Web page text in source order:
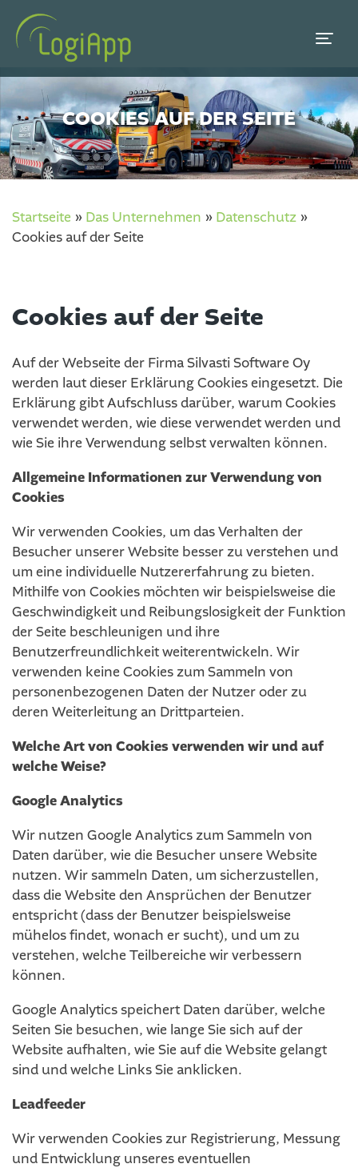
COOKIES AUF DER SEITE
Startseite » Das Unternehmen » Datenschutz »
Cookies auf der Seite
Cookies auf der Seite
Auf der Webseite der Firma Silvasti Software Oy
werden laut dieser Erklärung Cookies eingesetzt. Die
Erklärung gibt Aufschluss darüber, warum Cookies
verwendet werden, wie diese verwendet werden und
wie Sie ihre Verwendung selbst verwalten können.
Allgemeine Informationen zur Verwendung von
Cookies
Wir verwenden Cookies, um das Verhalten der
Besucher unserer Website besser zu verstehen und
um eine individuelle Nutzererfahrung zu bieten.
Mithilfe von Cookies möchten wir beispielsweise die
Geschwindigkeit und Reibungslosigkeit der Funktion
der Seite beschleunigen und ihre
Benutzerfreundlichkeit weiterentwickeln. Wir
verwenden keine Cookies zum Sammeln von
personenbezogenen Daten der Nutzer oder zu
deren Weiterleitung an Drittparteien.
Welche Art von Cookies verwenden wir und auf
welche Weise?
Google Analytics
Wir nutzen Google Analytics zum Sammeln von
Daten darüber, wie die Besucher unsere Website
nutzen. Wir sammeln Daten, um sicherzustellen,
dass die Website den Ansprüchen der Benutzer
entspricht (dass der Benutzer beispielsweise
mühelos findet, wonach er sucht), und um zu
verstehen, welche Teilbereiche wir verbessern
können.
Google Analytics speichert Daten darüber, welche
Seiten Sie besuchen, wie lange Sie sich auf der
Website aufhalten, wie Sie auf die Website gelangt
sind und welche Links Sie anklicken.
Leadfeeder
Wir verwenden Cookies zur Registrierung, Messung
und Entwicklung unseres eventuellen